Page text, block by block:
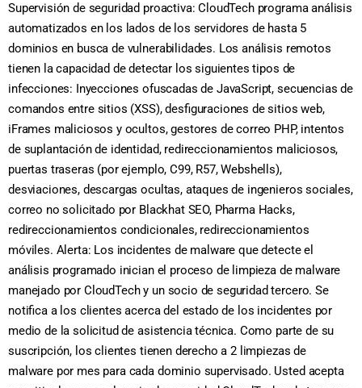
Supervisión de seguridad proactiva: CloudTech programa análisis
automatizados en los lados de los servidores de hasta 5
dominios en busca de vulnerabilidades. Los análisis remotos
tienen la capacidad de detectar los siguientes tipos de
infecciones: Inyecciones ofuscadas de JavaScript, secuencias de
comandos entre sitios (XSS), desfiguraciones de sitios web,
iFrames maliciosos y ocultos, gestores de correo PHP, intentos
de suplantación de identidad, redireccionamientos maliciosos,
puertas traseras (por ejemplo, C99, R57, Webshells),
desviaciones, descargas ocultas, ataques de ingenieros sociales,
correo no solicitado por Blackhat SEO, Pharma Hacks,
redireccionamientos condicionales, redireccionamientos
móviles. Alerta: Los incidentes de malware que detecte el
análisis programado inician el proceso de limpieza de malware
manejado por CloudTech y un socio de seguridad tercero. Se
notifica a los clientes acerca del estado de los incidentes por
medio de la solicitud de asistencia técnica. Como parte de su
suscripción, los clientes tienen derecho a 2 limpiezas de
malware por mes para cada dominio supervisado. Usted acepta